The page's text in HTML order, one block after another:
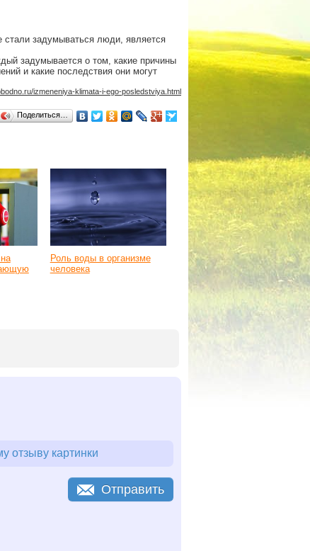
задумываться люди, является
задумывается о том, какие причины
и какие последствия они могут
izmeneniya-klimata-i-ego-posledstviya.html
Поделиться…
Роль воды в организме
человека
отзыву картинки
Отправить